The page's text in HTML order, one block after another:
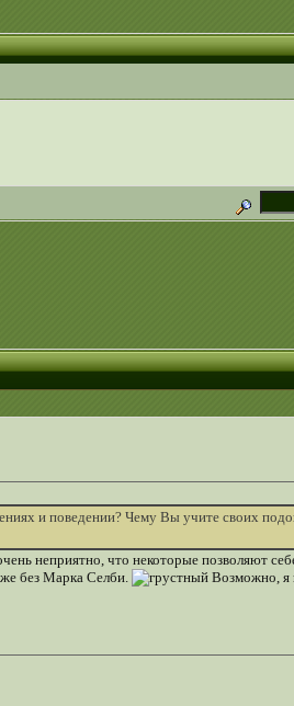
и поведении? Чему Вы учите своих
неприятно, что некоторые позволяют
без Марка Селби.
Возможно, я